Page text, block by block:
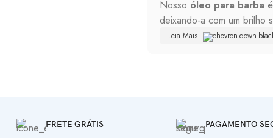
Nosso óleo para barba
deixando-a com um brilho
quebra dos fios.
Nossoshampoo para
Leia Mais
FRETE GRÁTIS PAGAMENTO